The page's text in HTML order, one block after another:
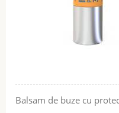
Balsam de buze cu